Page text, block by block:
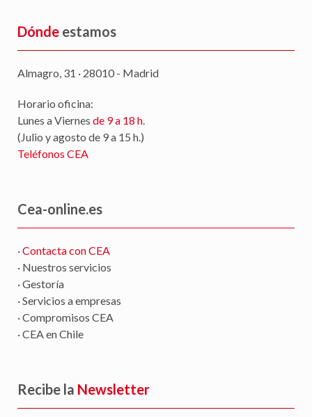
Dónde estamos
Almagro, 31 · 28010 - Madrid
Horario oficina:
Lunes a Viernes de 9 a 18 h
(Julio y agosto de 9 a 15 h.)
Teléfonos CEA
Cea-online.es
·Contacta con CEA
· Nuestros servicios
· Gestoría
· Servicios a empresas
· Compromisos CEA
· CEA en Chile
Recibe la Newsletter